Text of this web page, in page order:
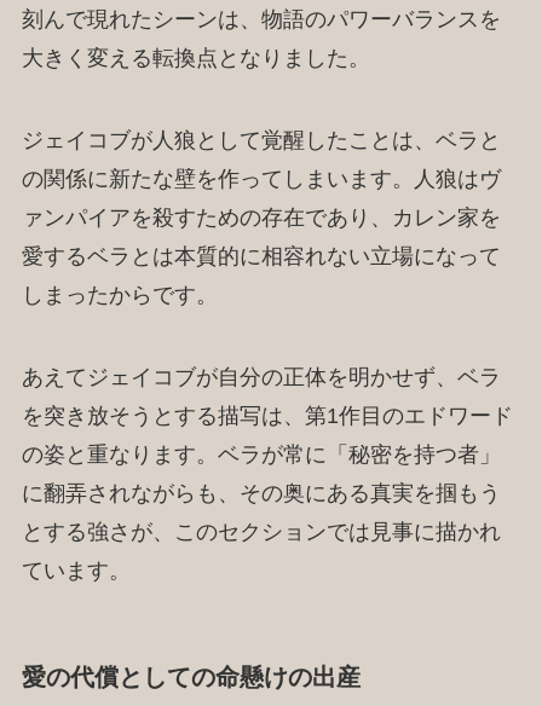
刻んで現れたシーンは、物語のパワーバランスを
大きく変える転換点となりました。
ジェイコブが人狼として覚醒したことは、ベラと
の関係に新たな壁を作ってしまいます。人狼はヴ
ァンパイアを殺すための存在であり、カレン家を
愛するベラとは本質的に相容れない立場になって
しまったからです。
あえてジェイコブが自分の正体を明かせず、ベラ
を突き放そうとする描写は、第1作目のエドワード
の姿と重なります。ベラが常に「秘密を持つ者」
に翻弄されながらも、その奥にある真実を掴もう
とする強さが、このセクションでは見事に描かれ
ています。
愛の代償としての命懸けの出産